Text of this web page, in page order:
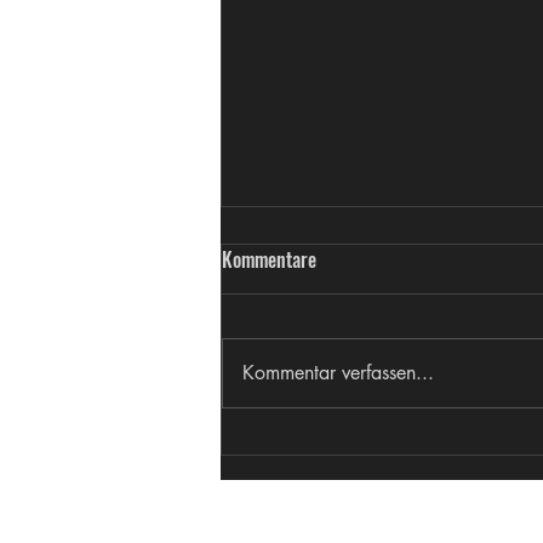
Female Biohacking: Optimierung
ohne Selbstoptimierungswahn
Kommentare
Kommentar verfassen...